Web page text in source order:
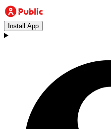
Install App